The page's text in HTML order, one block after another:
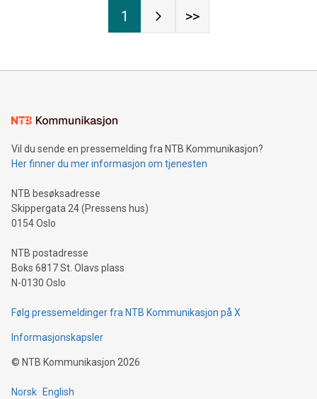
1 >>
Vil du sende en pressemelding fra NTB Kommunikasjon?
Her finner du mer informasjon om tjenesten
NTB besøksadresse
Skippergata 24 (Pressens hus)
0154 Oslo
NTB postadresse
Boks 6817 St. Olavs plass
N-0130 Oslo
Følg pressemeldinger fra NTB Kommunikasjon på X
Informasjonskapsler
© NTB Kommunikasjon 2026
Norsk English